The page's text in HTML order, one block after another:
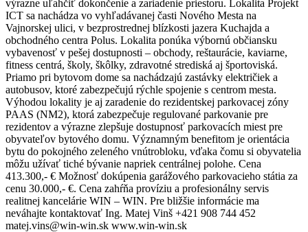
výrazne uľahčiť dokončenie a zariadenie priestoru. Lokalita Projekt
ICT sa nachádza vo vyhľadávanej časti Nového Mesta na
Vajnorskej ulici, v bezprostrednej blízkosti jazera Kuchajda a
obchodného centra Polus. Lokalita ponúka výbornú občiansku
vybavenosť v pešej dostupnosti – obchody, reštaurácie, kaviarne,
fitness centrá, školy, škôlky, zdravotné strediská aj športoviská.
Priamo pri bytovom dome sa nachádzajú zastávky električiek a
autobusov, ktoré zabezpečujú rýchle spojenie s centrom mesta.
Výhodou lokality je aj zaradenie do rezidentskej parkovacej zóny
PAAS (NM2), ktorá zabezpečuje regulované parkovanie pre
rezidentov a výrazne zlepšuje dostupnosť parkovacích miest pre
obyvateľov bytového domu. Významným benefitom je orientácia
bytu do pokojného zeleného vnútrobloku, vďaka čomu si obyvatelia
môžu užívať tiché bývanie napriek centrálnej polohe. Cena
413.300,- € Možnosť dokúpenia garážového parkovacieho státia za
cenu 30.000,- €. Cena zahŕňa províziu a profesionálny servis
realitnej kancelárie WIN – WIN. Pre bližšie informácie ma
neváhajte kontaktovať Ing. Matej Vinš +421 908 744 452
matej.vins@win-win.sk www.win-win.sk